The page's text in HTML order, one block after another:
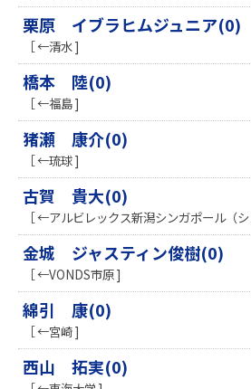
栗原 イブラヒムジュニア(0)
［ ←清水 ]
橋本 陸(0)
［ ←福島 ]
猪瀬 康介(0)
［ ←琉球 ]
古賀 貴大(0)
［ ←アルビレックス新潟シンガポール（
金城 ジャスティン俊樹(0)
［ ←VONDS市原 ]
綿引 康(0)
［ ←宮崎 ]
西山 拓実(0)